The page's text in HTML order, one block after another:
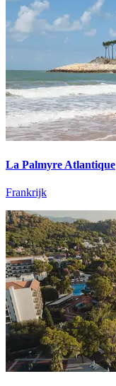
La Palmyre Atlantique
Frankrijk